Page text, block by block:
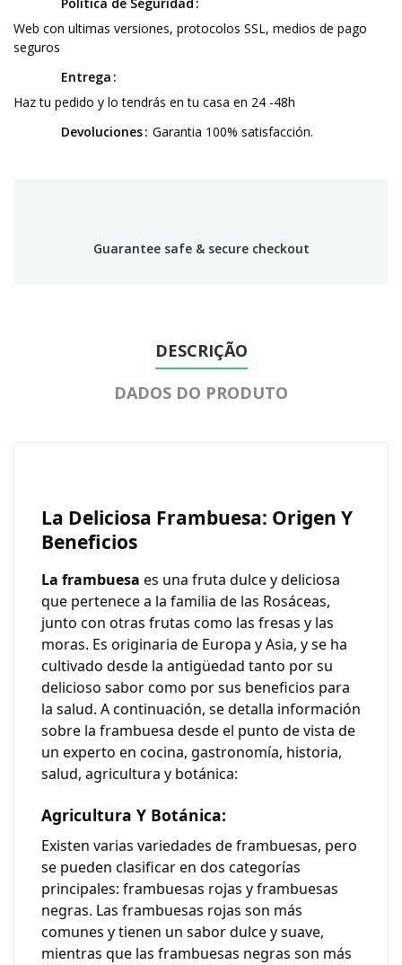
Web con ultimas versiones, protocolos SSL, medios de pago
seguros
Entrega
Haz tu pedido y lo tendrás en tu casa en 24 -48h
Devoluciones Garantia 100% satisfacción.
Guarantee safe & secure checkout
DESCRIÇÃO
DADOS DO PRODUTO
La Deliciosa Frambuesa: Origen Y
Beneficios
La frambuesa es una fruta dulce y deliciosa
que pertenece a la familia de las Rosáceas,
junto con otras frutas como las fresas y las
moras. Es originaria de Europa y Asia, y se ha
cultivado desde la antigüedad tanto por su
delicioso sabor como por sus beneficios para
la salud. A continuación, se detalla información
sobre la frambuesa desde el punto de vista de
un experto en cocina, gastronomía, historia,
salud, agricultura y botánica:
Agricultura Y Botánica:
Existen varias variedades de frambuesas, pero
se pueden clasificar en dos categorías
principales: frambuesas rojas yframbuesas
negras. Las frambuesas rojas son más
comunes y tienen un sabor dulce y suave,
mientras que las frambuesas negras son más